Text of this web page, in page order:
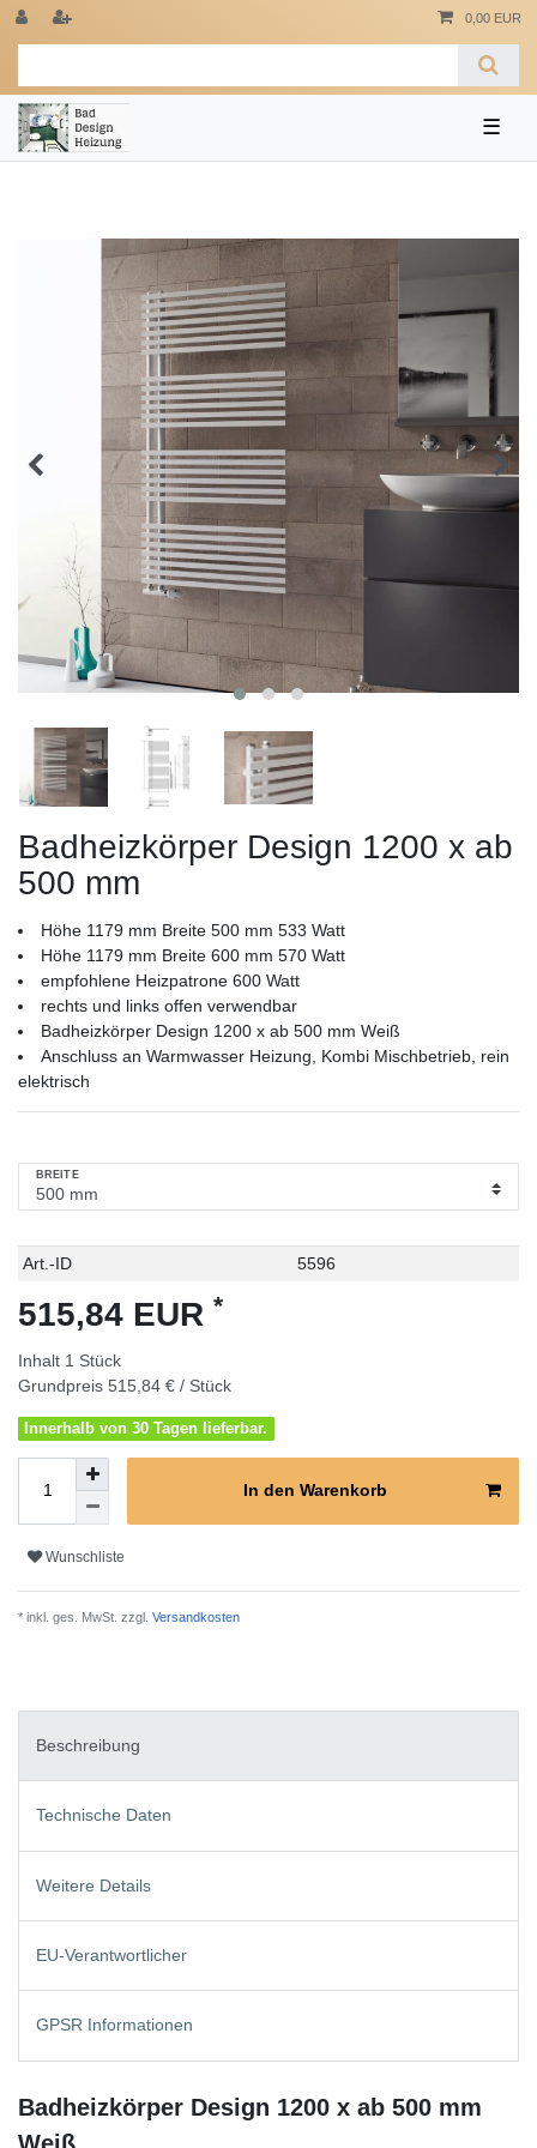
0,00 EUR
☰
Badheizkörper Design 1200 x ab
500 mm
Höhe 1179 mm Breite 500 mm 533 Watt
Höhe 1179 mm Breite 600 mm 570 Watt
empfohlene Heizpatrone 600 Watt
rechts und links offen verwendbar
Badheizkörper Design 1200 x ab 500 mm Weiß
Anschluss an Warmwasser Heizung, Kombi Mischbetrieb, rein
elektrisch
BREITE
Technisches
Wert
Art.-ID 5596
515,84 EUR *
Inhalt 1 Stück
Grundpreis 515,84 € / Stück
Innerhalb von 30 Tagen lieferbar.
In den Warenkorb
Wunschliste
* inkl. ges. MwSt. zzgl. Versandkosten
Beschreibung
Technische Daten
Weitere Details
EU-Verantwortlicher
GPSR Informationen
Badheizkörper Design 1200 x ab 500 mm